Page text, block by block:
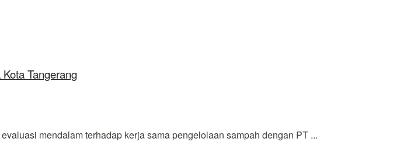
Tangerang
mendalam terhadap kerja sama pengelolaan sampah dengan PT ...